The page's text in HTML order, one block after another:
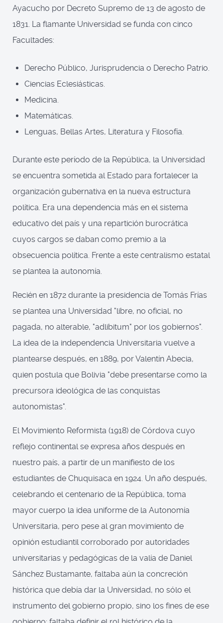
Ayacucho por Decreto Supremo de 13 de agosto de
1831. La flamante Universidad se funda con cinco
Facultades:
Derecho Público, Jurisprudencia o Derecho Patrio.
Ciencias Eclesiásticas.
Medicina.
Matemáticas.
Lenguas, Bellas Artes, Literatura y Filosofía.
Durante este período de la República, la Universidad
se encuentra sometida al Estado para fortalecer la
organización gubernativa en la nueva estructura
política. Era una dependencia más en el sistema
educativo del país y una repartición burocrática
cuyos cargos se daban como premio a la
obsecuencia política. Frente a este centralismo estatal
se plantea la autonomía.
Recién en 1872 durante la presidencia de Tomás Frías
se plantea una Universidad "libre, no oficial, no
pagada, no alterable, "adlibitum" por los gobiernos".
La idea de la independencia Universitaria vuelve a
plantearse después, en 1889, por Valentín Abecia,
quien postula que Bolivia "debe presentarse como la
precursora ideológica de las conquistas
autonomistas".
El Movimiento Reformista (1918) de Córdova cuyo
reflejo continental se expresa años después en
nuestro país, a partir de un manifiesto de los
estudiantes de Chuquisaca en 1924. Un año después,
celebrando el centenario de la República, toma
mayor cuerpo la idea uniforme de la Autonomía
Universitaria, pero pese al gran movimiento de
opinión estudiantil corroborado por autoridades
universitarias y pedagógicas de la valía de Daniel
Sánchez Bustamante, faltaba aún la concreción
histórica que debía dar la Universidad, no sólo el
instrumento del gobierno propio, sino los fines de ese